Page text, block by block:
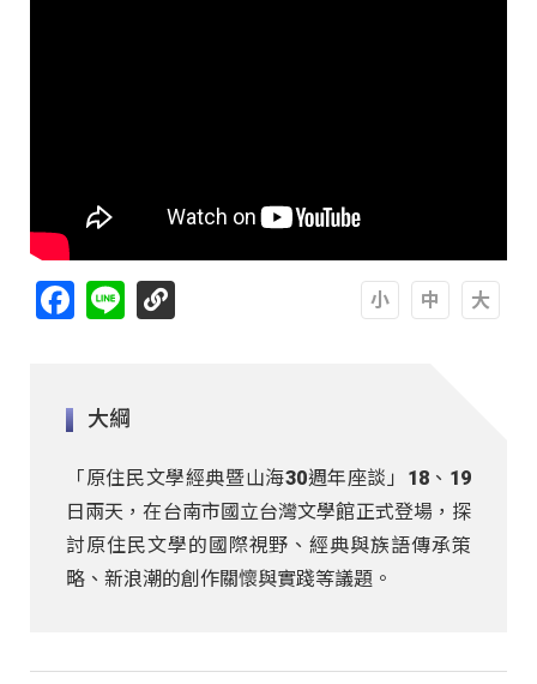
Facebook
Line
大綱
「原住民文學經典暨山海30週年座談」18、19
日兩天，在台南市國立台灣文學館正式登場，探
討原住民文學的國際視野、經典與族語傳承策
略、新浪潮的創作關懷與實踐等議題。